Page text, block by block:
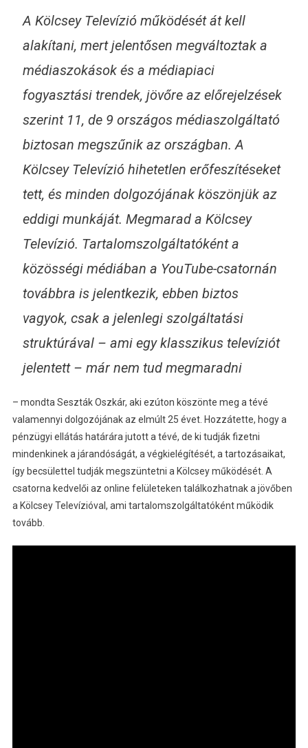
A Kölcsey Televízió működését át kell
alakítani, mert jelentősen megváltoztak a
médiaszokások és a médiapiaci
fogyasztási trendek, jövőre az előrejelzések
szerint 11, de 9 országos médiaszolgáltató
biztosan megszűnik az országban. A
Kölcsey Televízió hihetetlen erőfeszítéseket
tett, és minden dolgozójának köszönjük az
eddigi munkáját. Megmarad a Kölcsey
Televízió. Tartalomszolgáltatóként a
közösségi médiában a YouTube-csatornán
továbbra is jelentkezik, ebben biztos
vagyok, csak a jelenlegi szolgáltatási
struktúrával – ami egy klasszikus televíziót
jelentett – már nem tud megmaradni
– mondta Seszták Oszkár, aki ezúton köszönte meg a tévé
valamennyi dolgozójának az elmúlt 25 évet. Hozzátette, hogy a
pénzügyi ellátás határára jutott a tévé, de ki tudják fizetni
mindenkinek a járandóságát, a végkielégítését, a tartozásaikat,
így becsülettel tudják megszüntetni a Kölcsey működését. A
csatorna kedvelői az online felületeken találkozhatnak a jövőben
a Kölcsey Televízióval, ami tartalomszolgáltatóként működik
tovább.